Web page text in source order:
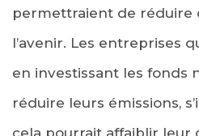
permettraient de réduire
l’avenir. Les entreprises
en investissant les fonds
réduire leurs émissions,
cela pourrait affaiblir leur